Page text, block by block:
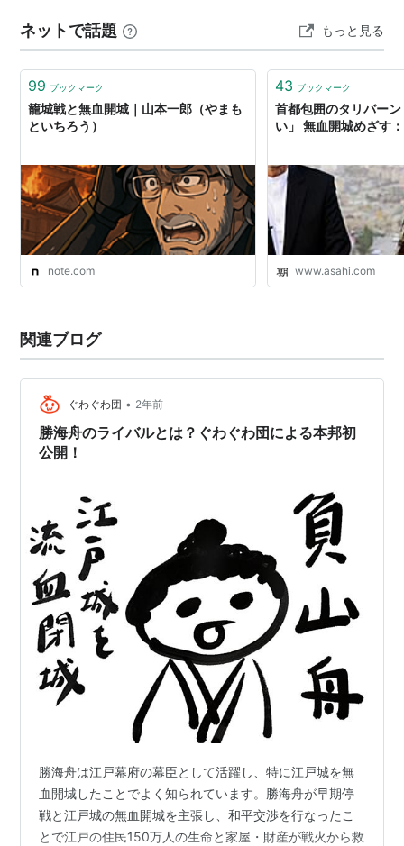
の!?」 👠「そうなの、坊や。戦うより“どう勝つか”を考え
るタイプ。ドカーンよりスッと説得。まさに“言葉の刀”を
使う人だったのよ…
ネットで話題 もっと見る
99 ブックマーク
籠城戦と無血開城｜山本一郎（やまも
といちろう）
note.com
43 ブックマーク
首都包囲のタリバー
い」 無血開城めざす
www.asahi.com
関連ブログ
ぐわぐわ団 • 2年前
勝海舟のライバルとは？ぐわぐわ団による本邦初
公開！
勝海舟は江戸幕府の幕臣として活躍し、特に江戸城を無
血開城したことでよく知られています。勝海舟が早期停
戦と江戸城の無血開城を主張し、和平交渉を行なったこ
とで江戸の住民150万人の生命と家屋・財産が戦火から救